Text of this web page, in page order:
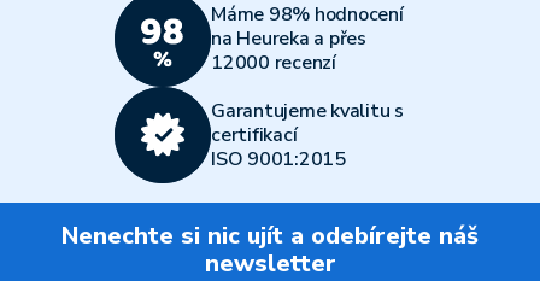
Máme 98% hodnocení
na Heureka a přes
12000 recenzí
Garantujeme kvalitu s
certifikací
ISO 9001:2015
Nenechte si nic ujít a odebírejte náš
newsletter